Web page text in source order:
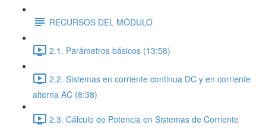
RECURSOS DEL MÓDULO
2.1. Parámetros básicos (13:58)
2.2. Sistemas en corriente continua DC y en corriente
alterna AC (8:38)
2.3. Cálculo de Potencia en Sistemas de Corriente